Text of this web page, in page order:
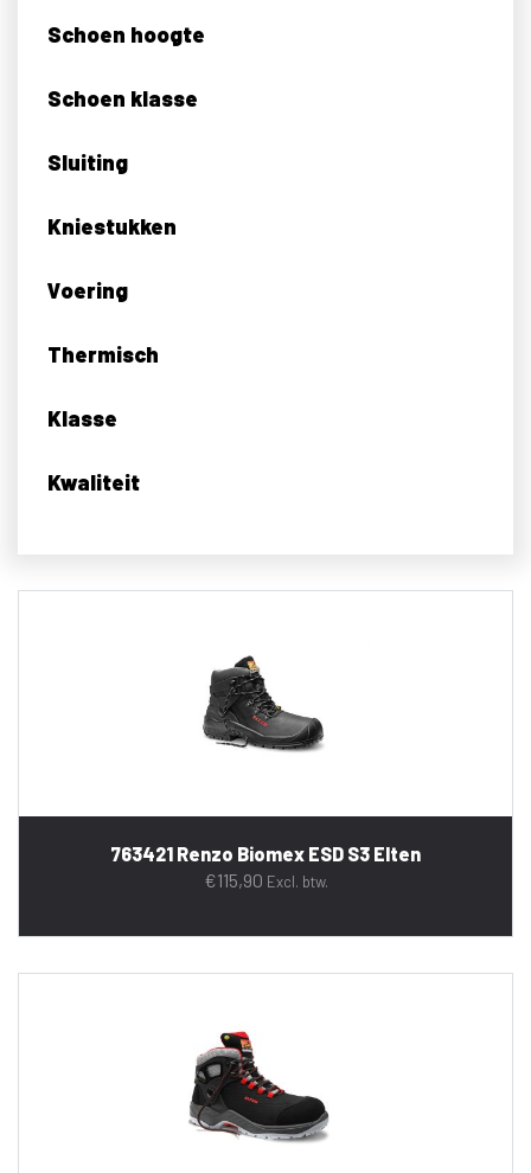
Schoen hoogte
Schoen klasse
Sluiting
Kniestukken
Voering
Thermisch
Klasse
Kwaliteit
763421 Renzo Biomex ESD S3 Elten
€115,90 Excl. btw.